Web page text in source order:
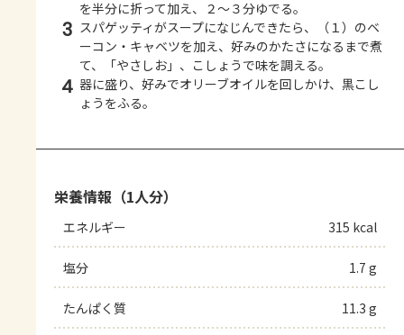
を半分に折って加え、２～３分ゆでる。
3 スパゲッティがスープになじんできたら、（１）のベ
ーコン・キャベツを加え、好みのかたさになるまで煮
て、「やさしお」、こしょうで味を調える。
4 器に盛り、好みでオリーブオイルを回しかけ、黒こし
ょうをふる。
栄養情報（1人分）
エネルギー 315 kcal
塩分 1.7 g
たんぱく質 11.3 g